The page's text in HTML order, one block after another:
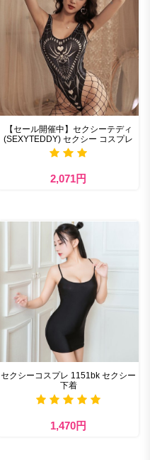
【セール開催中】セクシーテディ
(SEXYTEDDY) セクシー コスプレ
2,071円
セクシーコスプレ 1151bk セクシー
下着
1,470円